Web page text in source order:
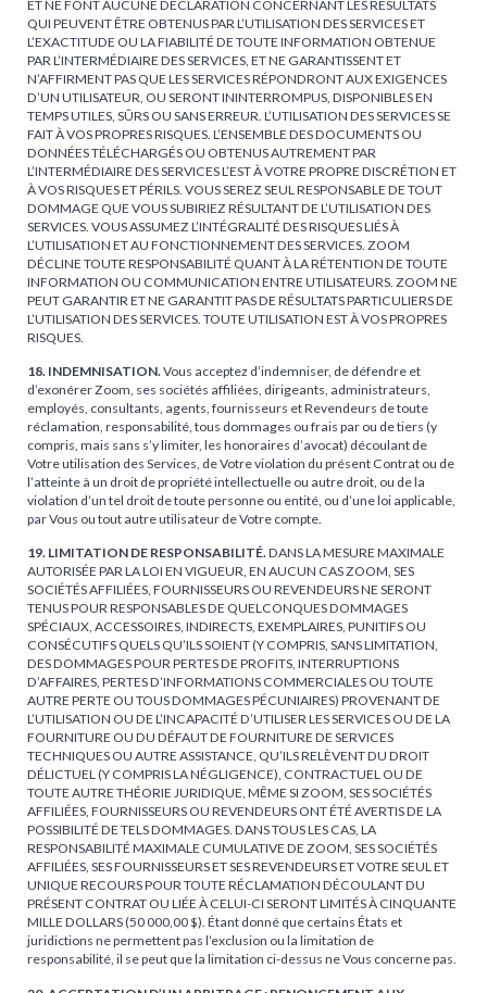
ET NE FONT AUCUNE DÉCLARATION CONCERNANT LES RÉSULTATS
QUI PEUVENT ÊTRE OBTENUS PAR L’UTILISATION DES SERVICES ET
L’EXACTITUDE OU LA FIABILITÉ DE TOUTE INFORMATION OBTENUE
PAR L’INTERMÉDIAIRE DES SERVICES, ET NE GARANTISSENT ET
N’AFFIRMENT PAS QUE LES SERVICES RÉPONDRONT AUX EXIGENCES
D’UN UTILISATEUR, OU SERONT ININTERROMPUS, DISPONIBLES EN
TEMPS UTILES, SÛRS OU SANS ERREUR. L’UTILISATION DES SERVICES SE
FAIT À VOS PROPRES RISQUES. L’ENSEMBLE DES DOCUMENTS OU
DONNÉES TÉLÉCHARGÉS OU OBTENUS AUTREMENT PAR
L’INTERMÉDIAIRE DES SERVICES L’EST À VOTRE PROPRE DISCRÉTION ET
À VOS RISQUES ET PÉRILS. VOUS SEREZ SEUL RESPONSABLE DE TOUT
DOMMAGE QUE VOUS SUBIRIEZ RÉSULTANT DE L’UTILISATION DES
SERVICES. VOUS ASSUMEZ L’INTÉGRALITÉ DES RISQUES LIÉS À
L’UTILISATION ET AU FONCTIONNEMENT DES SERVICES. ZOOM
DÉCLINE TOUTE RESPONSABILITÉ QUANT À LA RÉTENTION DE TOUTE
INFORMATION OU COMMUNICATION ENTRE UTILISATEURS. ZOOM NE
PEUT GARANTIR ET NE GARANTIT PAS DE RÉSULTATS PARTICULIERS DE
L’UTILISATION DES SERVICES. TOUTE UTILISATION EST À VOS PROPRES
RISQUES.
18. INDEMNISATION.Vous acceptez d’indemniser, de défendre et
d’exonérer Zoom, ses sociétés affiliées, dirigeants, administrateurs,
employés, consultants, agents, fournisseurs et Revendeurs de toute
réclamation, responsabilité, tous dommages ou frais par ou de tiers (y
compris, mais sans s’y limiter, les honoraires d’avocat) découlant de
Votre utilisation des Services, de Votre violation du présent Contrat ou de
l’atteinte à un droit de propriété intellectuelle ou autre droit, ou de la
violation d’un tel droit de toute personne ou entité, ou d’une loi applicable,
par Vous ou tout autre utilisateur de Votre compte.
19. LIMITATION DE RESPONSABILITÉ.DANS LA MESURE MAXIMALE
AUTORISÉE PAR LA LOI EN VIGUEUR, EN AUCUN CAS ZOOM, SES
SOCIÉTÉS AFFILIÉES, FOURNISSEURS OU REVENDEURS NE SERONT
TENUS POUR RESPONSABLES DE QUELCONQUES DOMMAGES
SPÉCIAUX, ACCESSOIRES, INDIRECTS, EXEMPLAIRES, PUNITIFS OU
CONSÉCUTIFS QUELS QU’ILS SOIENT (Y COMPRIS, SANS LIMITATION,
DES DOMMAGES POUR PERTES DE PROFITS, INTERRUPTIONS
D’AFFAIRES, PERTES D’INFORMATIONS COMMERCIALES OU TOUTE
AUTRE PERTE OU TOUS DOMMAGES PÉCUNIAIRES) PROVENANT DE
L’UTILISATION OU DE L’INCAPACITÉ D’UTILISER LES SERVICES OU DE LA
FOURNITURE OU DU DÉFAUT DE FOURNITURE DE SERVICES
TECHNIQUES OU AUTRE ASSISTANCE, QU’ILS RELÈVENT DU DROIT
DÉLICTUEL (Y COMPRIS LA NÉGLIGENCE), CONTRACTUEL OU DE
TOUTE AUTRE THÉORIE JURIDIQUE, MÊME SI ZOOM, SES SOCIÉTÉS
AFFILIÉES, FOURNISSEURS OU REVENDEURS ONT ÉTÉ AVERTIS DE LA
POSSIBILITÉ DE TELS DOMMAGES. DANS TOUS LES CAS, LA
RESPONSABILITÉ MAXIMALE CUMULATIVE DE ZOOM, SES SOCIÉTÉS
AFFILIÉES, SES FOURNISSEURS ET SES REVENDEURS ET VOTRE SEUL ET
UNIQUE RECOURS POUR TOUTE RÉCLAMATION DÉCOULANT DU
PRÉSENT CONTRAT OU LIÉE À CELUI-CI SERONT LIMITÉS À CINQUANTE
MILLE DOLLARS (50 000,00 $). Étant donné que certains États et
juridictions ne permettent pas l’exclusion ou la limitation de
responsabilité, il se peut que la limitation ci-dessus ne Vous concerne pas.